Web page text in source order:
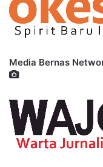
Media Bernas